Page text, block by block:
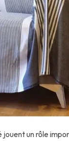
un rôle